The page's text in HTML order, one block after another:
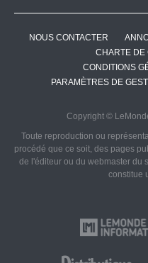
NOUS CONTACTER
CHARTE DE
CONDITIONS
PARAMÈTRES DE
Copyright ©
Toute reproduction ou
procédé que ce soit, des pages
de l'éditeur ou du webmaster du
constitue